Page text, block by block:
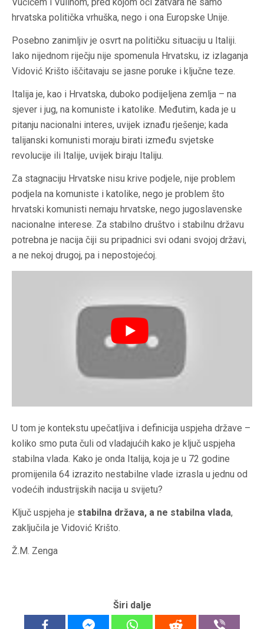
hrvatska politička vrhuška, nego i ona Europske Unije.
Posebno zanimljiv je osvrt na političku situaciju u Italiji.
Iako nijednom riječju nije spomenula Hrvatsku, iz izlaganja
Vidović Krišto iščitavaju se jasne poruke i ključne teze.
Italija je, kao i Hrvatska, duboko podijeljena zemlja – na
sjever i jug, na komuniste i katolike. Međutim, kada je u
pitanju nacionalni interes, uvijek iznađu rješenje; kada
talijanski komunisti moraju birati između svjetske
revolucije ili Italije, uvijek biraju Italiju.
Za stagnaciju Hrvatske nisu krive podjele, nije problem
podjela na komuniste i katolike, nego je problem što
hrvatski komunisti nemaju hrvatske, nego jugoslavenske
nacionalne interese. Za stabilno društvo i stabilnu državu
potrebna je nacija čiji su pripadnici svi odani svojoj državi,
a ne nekoj drugoj, pa i nepostojećoj.
U tom je kontekstu upečatljiva i definicija uspjeha države –
koliko smo puta čuli od vladajućih kako je ključ uspjeha
stabilna vlada. Kako je onda Italija, koja je u 72 godine
promijenila 64 izrazito nestabilne vlade izrasla u jednu od
vodećih industrijskih nacija u svijetu?
Ključ uspjeha je stabilna država, a ne stabilna vlada,
zaključila je Vidović Krišto.
Ž.M. Zenga
Širi dalje